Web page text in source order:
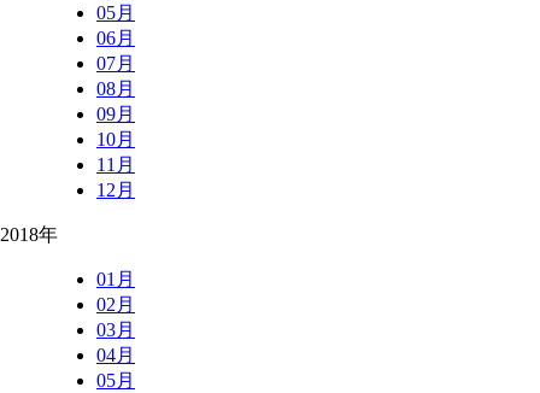
05月
06月
07月
08月
09月
10月
11月
12月
2018年
01月
02月
03月
04月
05月